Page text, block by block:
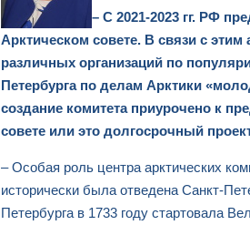
– С 2021-2023 гг. РФ
Арктическом совете. В связи с этим
различных организаций по
Петербурга по делам Арктики
создание комитета приурочено к
совете или это долгосрочный
– Особая роль центра арктических
исторически была отведена Санкт-
Петербурга в 1733 году стартовала